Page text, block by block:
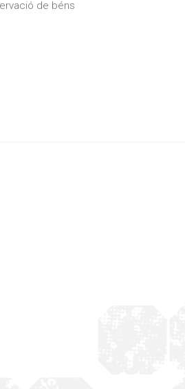
de béns